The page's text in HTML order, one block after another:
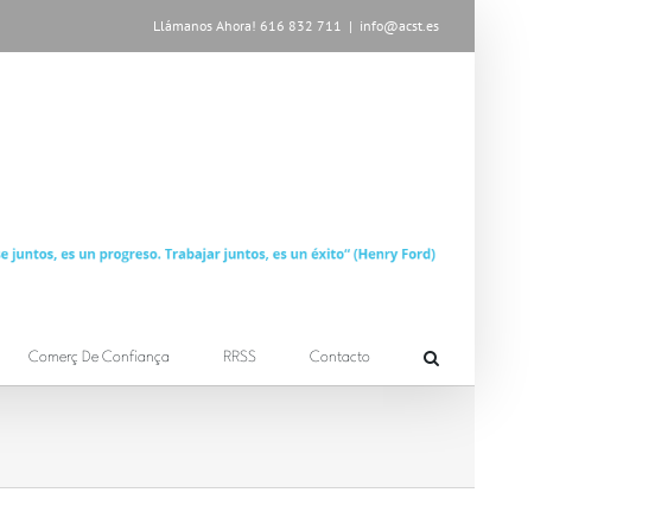
Llámanos Ahora! 616 832 711 | info@acst.es
Comerç De Confiança RRSS Contacto